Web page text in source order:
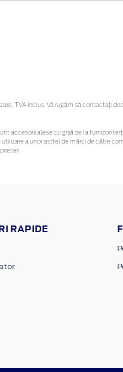
TVA inclus. Vă rugăm să contactaţi
accesorii alese cu grijă de la furnizori
utilizare a unor astfel de mărci de către
RAPIDE